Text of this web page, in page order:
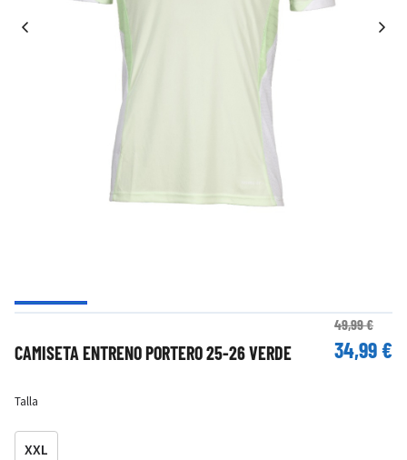
CAMISETA ENTRENO PORTERO 25-26 VERDE
49,99 €
34,99 €
Talla
XXL